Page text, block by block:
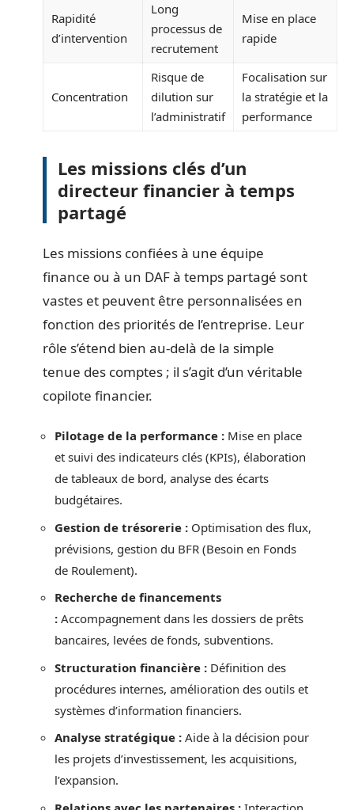
Rapidité
d’intervention
Long
processus de
recrutement
Mise en place
rapide
Concentration
Risque de
dilution sur
l’administratif
Focalisation sur
la stratégie et la
performance
Les missions clés d’un
directeur financier à temps
partagé
Les missions confiées à une équipe
finance ou à un DAF à temps partagé sont
vastes et peuvent être personnalisées en
fonction des priorités de l’entreprise. Leur
rôle s’étend bien au-delà de la simple
tenue des comptes ; il s’agit d’un véritable
copilote financier.
Pilotage de la performance : Mise en place
et suivi des indicateurs clés (KPIs), élaboration
de tableaux de bord, analyse des écarts
budgétaires.
Gestion de trésorerie : Optimisation des flux,
prévisions, gestion du BFR (Besoin en Fonds
de Roulement).
Recherche de financements
: Accompagnement dans les dossiers de prêts
bancaires, levées de fonds, subventions.
Structuration financière : Définition des
procédures internes, amélioration des outils et
systèmes d’information financiers.
Analyse stratégique : Aide à la décision pour
les projets d’investissement, les acquisitions,
l’expansion.